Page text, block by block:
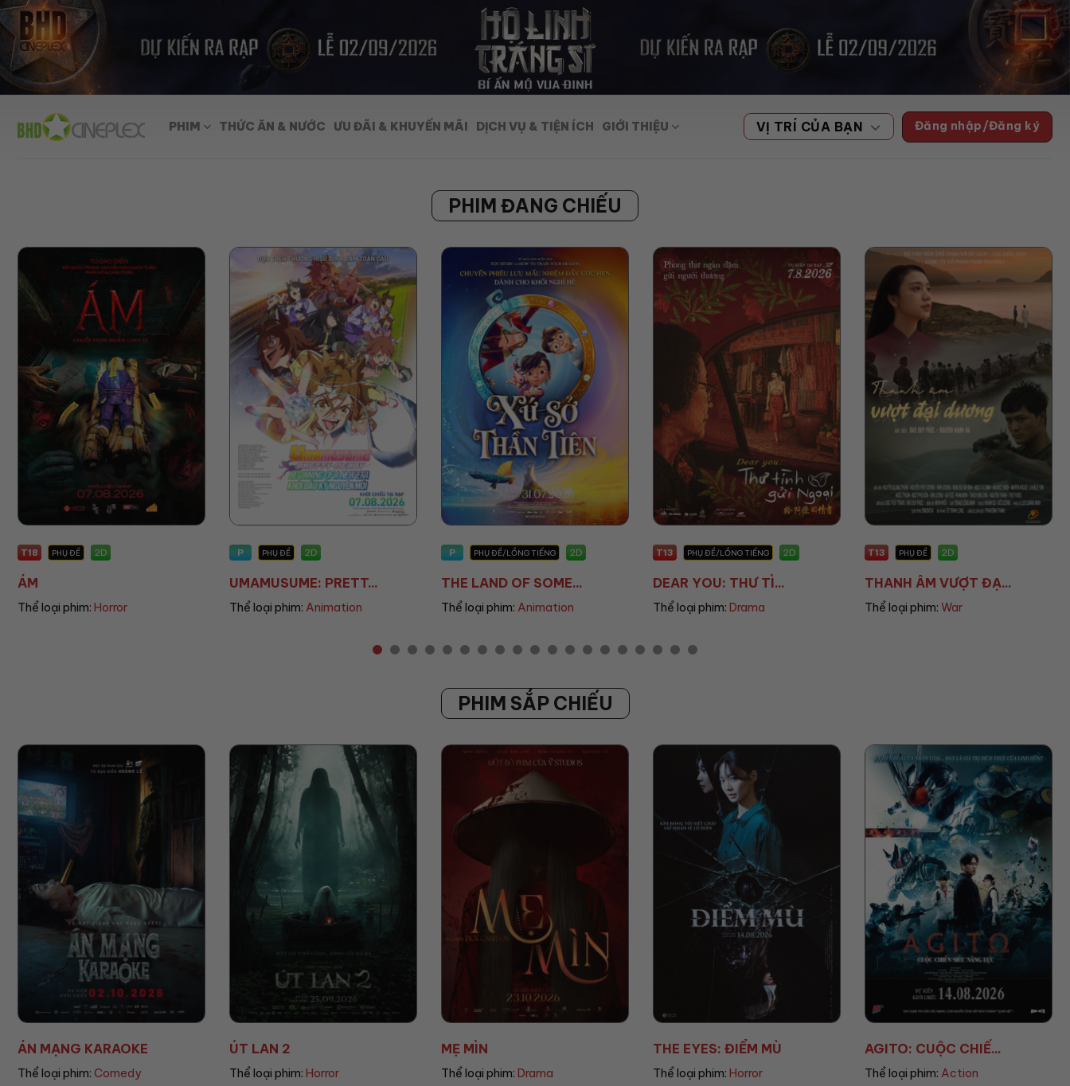
Skip
to
content
PHIM THỨC ĂN & NƯỚC ƯU ĐÃI & KHUYẾN MÃI DỊCH VỤ & TIỆN ÍCH GIỚI THIỆU VỊ TRÍ CỦA BẠN Đăng nhập/Đăng ký
PHIM ĐANG CHIẾU
P PHỤ ĐỀ 2D
UMAMUSUME: PRETT...
Thể loại phim:Animation
P PHỤ ĐỀ/LỒNG TIẾNG
THE LAND OF SOME...
Thể loại phim: Animation
T13 PHỤ ĐỀ/LỒNG TIẾNG 2D
DEAR YOU: THƯ TÌ...
Thể loại phim: Drama
T13 PHỤ ĐỀ 2D
THANH ÂM VƯỢT ĐẠ...
Thể loại phim:War
T16 PHỤ ĐỀ 2D
KIJSADA PARADISE...
Thể loại phim:Horror
PHIM SẮP CHIẾU
ÚT LAN 2
Thể loại phim: Horror
MẸ MÌN
Thể loại phim:Drama
THE EYES: ĐIỂM MÙ
Thể loại phim:Horror
AGITO: CUỘC CHIẾ...
Thể loại phim:Action
AVENGERS: DOOMSD...
Thể loại phim: Sci-fi